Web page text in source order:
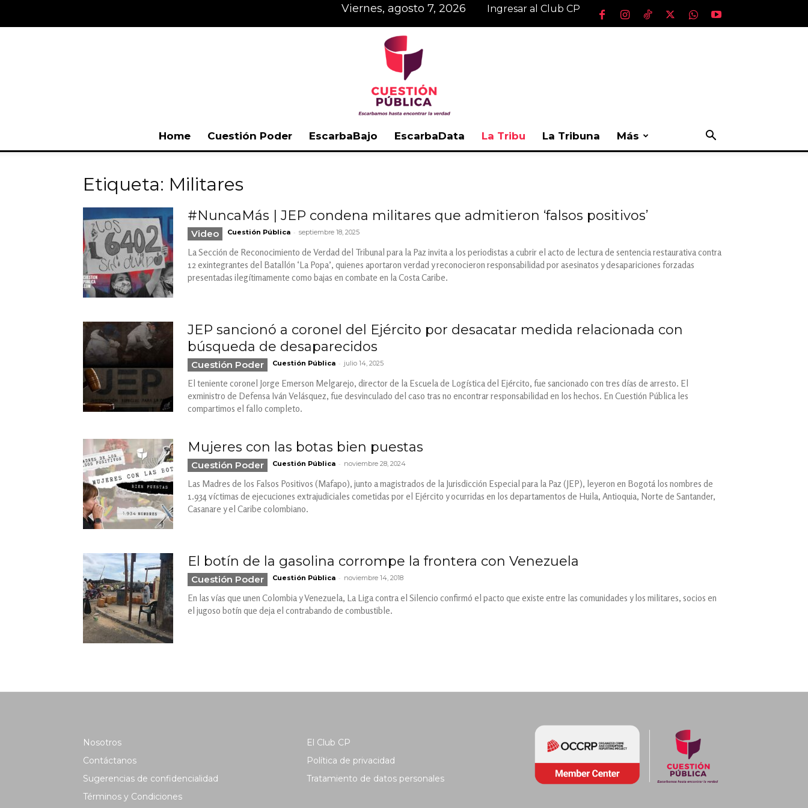
viernes, agosto 7, 2026 Ingresar al Club CP
Home Cuestión Poder EscarbaBajo EscarbaData La Tribu La Tribuna Más
Etiqueta: Militares
#NuncaMás | JEP condena militares que admitieron ‘falsos positivos’
Video Cuestión Pública - septiembre 18, 2025
La Sección de Reconocimiento de Verdad del Tribunal para la Paz invita a los periodistas a cubrir el acto de lectura de sentencia restaurativa contra
12 exintegrantes del Batallón ‘La Popa’, quienes aportaron verdad y reconocieron responsabilidad por asesinatos y desapariciones forzadas
presentadas ilegítimamente como bajas en combate en la Costa Caribe.
JEP sancionó a coronel del Ejército por desacatar medida relacionada con
búsqueda de desaparecidos
Cuestión Poder Cuestión Pública - julio 14, 2025
El teniente coronel Jorge Emerson Melgarejo, director de la Escuela de Logística del Ejército, fue sancionado con tres días de arresto. El
exministro de Defensa Iván Velásquez, fue desvinculado del caso tras no encontrar responsabilidad en los hechos. En Cuestión Pública les
compartimos el fallo completo.
Mujeres con las botas bien puestas
Cuestión Poder Cuestión Pública - noviembre 28, 2024
Las Madres de los Falsos Positivos (Mafapo), junto a magistrados de la Jurisdicción Especial para la Paz (JEP), leyeron en Bogotá los nombres de
1.934 víctimas de ejecuciones extrajudiciales cometidas por el Ejército y ocurridas en los departamentos de Huila, Antioquia, Norte de Santander,
Casanare y el Caribe colombiano.
El botín de la gasolina corrompe la frontera con Venezuela
Cuestión Poder Cuestión Pública - noviembre 14, 2018
En las vías que unen Colombia y Venezuela, La Liga contra el Silencio confirmó el pacto que existe entre las comunidades y los militares, socios en
el jugoso botín que deja el contrabando de combustible.
Nosotros
Contáctanos
Sugerencias de confidencialidad
Términos y Condiciones
El Club CP
Política de privacidad
Tratamiento de datos personales